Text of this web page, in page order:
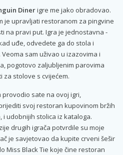
Dinerigre me jako obradovao.
je upravljati restoranom za pingvine
na pravi put. Igra je jednostavna -
uđe, odvedete ga do stola i
sam uživao u izazovima i
pogotovo zaljubljenim parovima
za stolove s cvijećem.
provodio sate na ovoj igri,
svoj restoran kupovinom bržih
i udobnijih stolica iz kataloga.
drugih igrača potvrdile su moje
je savjetovao da kupite crveni šešir
Miss Black Tie koje čine restoran